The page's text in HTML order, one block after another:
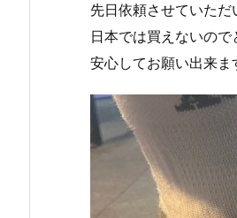
先日依頼させていた
日本では買えないので
安心してお願い出来ま